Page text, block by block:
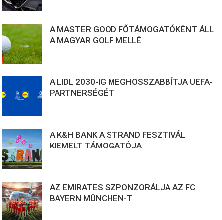
A MASTER GOOD FŐTÁMOGATÓKÉNT ÁLL
A MAGYAR GOLF MELLÉ
A LIDL 2030-IG MEGHOSSZABBÍTJA UEFA-
PARTNERSÉGÉT
A K&H BANK A STRAND FESZTIVÁL
KIEMELT TÁMOGATÓJA
AZ EMIRATES SZPONZORÁLJA AZ FC
BAYERN MÜNCHEN-T